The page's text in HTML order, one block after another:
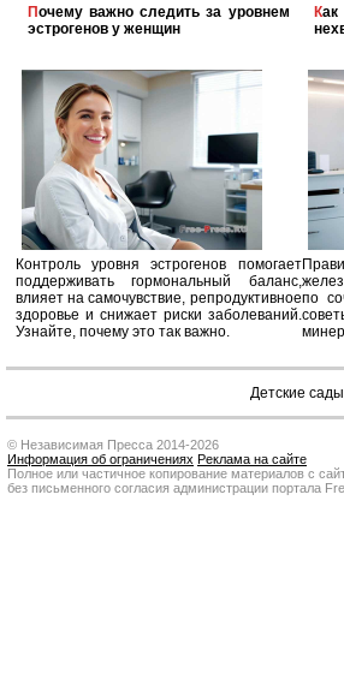
Почему важно следить за уровнем
эстрогенов у женщин
Контроль уровня эстрогенов помогает
поддерживать гормональный баланс,
влияет на самочувствие, репродуктивное
здоровье и снижает риски заболеваний.
Узнайте, почему это так важно.
Как правильно питаться при
по
Детские
© Независимая Пресса 2014-2026
Информация об ограничениях Реклама на сайте
Полное или частичное копирование материалов с
без письменного согласия администрации портала